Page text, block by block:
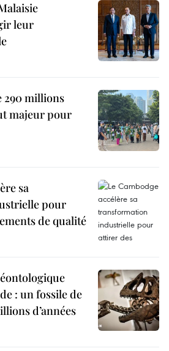
leur
290 millions
majeur pour
sa
pour
de qualité
: un fossile de
d’années